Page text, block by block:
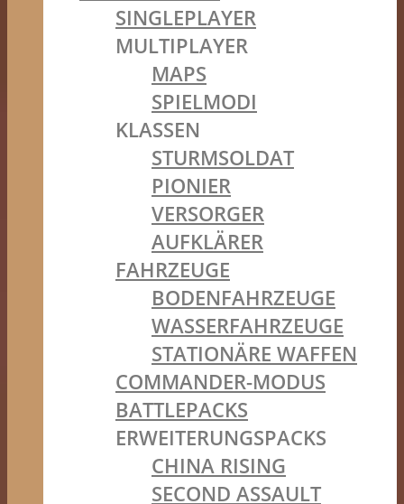
SINGLEPLAYER
MULTIPLAYER
MAPS
SPIELMODI
KLASSEN
STURMSOLDAT
PIONIER
VERSORGER
AUFKLÄRER
FAHRZEUGE
BODENFAHRZEUGE
WASSERFAHRZEUGE
STATIONÄRE WAFFEN
COMMANDER-MODUS
BATTLEPACKS
ERWEITERUNGSPACKS
CHINA RISING
SECOND ASSAULT